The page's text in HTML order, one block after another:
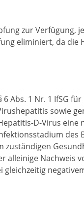
zur Verfügung,
eliminiert, da die
Abs. 1 Nr. 1 IfSG
sowie
D-Virus
zuständigen
alleinige Nachweis